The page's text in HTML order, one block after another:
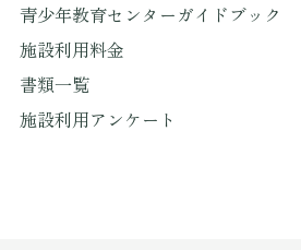
青少年教育センターガイドブック
施設利用料金
書類一覧
施設利用アンケート